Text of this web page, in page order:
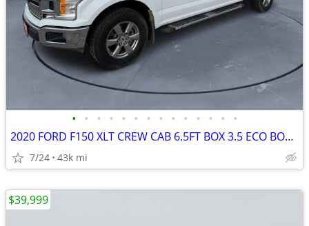
• • • • • • • • • • • • • •
2020 FORD F150 XLT CREW CAB 6.5FT BOX 3.5 ECO BOOST 10SPD AUTO #520098
7/24 43k mi
$39,999